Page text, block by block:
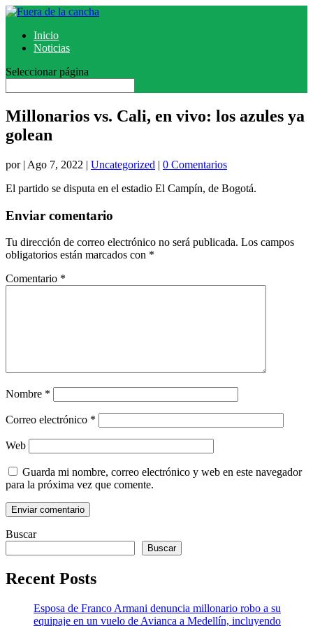
Inicio
Noticias
Seleccionar página
Millonarios vs. Cali, en vivo: los azules ya
golean
por | Ago 7, 2022 | Uncategorized | 0 Comentarios
El partido se disputa en el estadio El Campín, de Bogotá.
Enviar comentario
Tu dirección de correo electrónico no será publicada. Los campos
obligatorios están marcados con *
Comentario *
Nombre *
Correo electrónico *
Web
Guarda mi nombre, correo electrónico y web en este navegador
para la próxima vez que comente.
Buscar
Buscar
Recent Posts
Esposa de Franco Armani denuncia millonario robo a su
equipaje en un vuelo de Avianca a Medellín, incluyendo